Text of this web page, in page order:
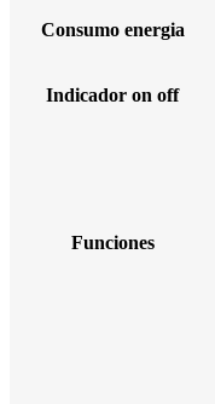
Consumo energia
Indicador on off
Funciones